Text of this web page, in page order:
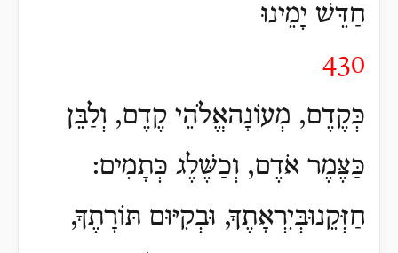
חַדֵּשׁ יָמֵינוּ
430
כְּקֶדֶם, מְעוֹנָהאֱלֹהֵי קֶדֶם, וְלַבֵּן
כַּצֶּמֶר אֹדֶם, וְכַשֶּׁלֶג כְּתָמִים:
חַזְּקֵנוּבְּיִרְאָתֶךָ, וּבְקִיּוּם תּוֹרָתֶךָ,